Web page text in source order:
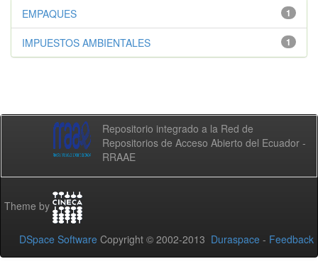
1
EMPAQUES
1
IMPUESTOS AMBIENTALES
Repositorio integrado a la Red de
Repositorios de Acceso Abierto del Ecuador -
RRAAE
Theme by
DSpace Software Copyright © 2002-2013 Duraspace - Feedback